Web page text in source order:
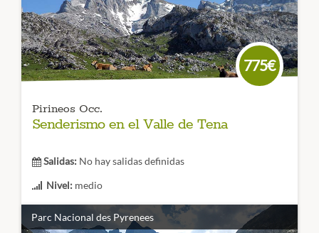
775€
Pirineos Occ.
Senderismo en el Valle de Tena
Salidas: No hay salidas definidas
Nivel: medio
Parc Nacional des Pyrenees